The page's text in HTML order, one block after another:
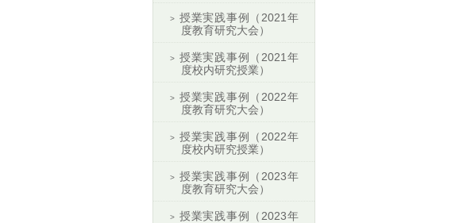
授業実践事例（2021年
度教育研究大会）
授業実践事例（2021年
度校内研究授業）
授業実践事例（2022年
度教育研究大会）
授業実践事例（2022年
度校内研究授業）
授業実践事例（2023年
度教育研究大会）
授業実践事例（2023年